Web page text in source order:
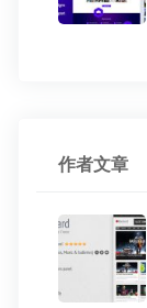
作者文章